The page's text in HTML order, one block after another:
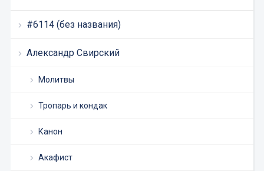
#6114 (без названия)
Александр Свирский
Молитвы
Тропарь и кондак
Канон
Акафист